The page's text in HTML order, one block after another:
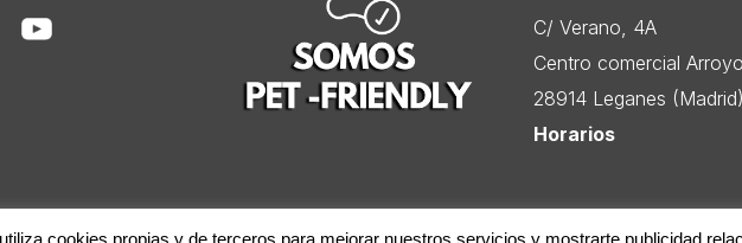
C/ Verano, 4A
Centro comercial
28914 Leganes (Madrid)
Horarios
cookies propias y de terceros para mejorar nuestros servicios y mostrarte publicidad